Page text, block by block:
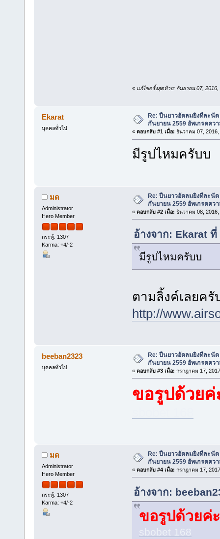
« แก้ไขครั้งสุดท้าย: กันยายน 07,
Ekarat
บุคคลทั่วไป
Re: ปืนยาวอัดลมยิงทีละนั
กันยายน 2559 อัพเกรดคว
« ตอบกลับ #1 เมื่อ: ธันวาคม 07,
มีรูปไหมครับบ
มด
Administrator
Hero Member
กระทู้: 1307
Karma: +4/-2
Re: ปืนยาวอัดลมยิงทีละนั
กันยายน 2559 อัพเกรดคว
« ตอบกลับ #2 เมื่อ: ธันวาคม 08,
อ้างจาก: Ekarat
มีรูปไหมครับบ
ตามลิ้งค์เลยค
http://
beeban2323
บุคคลทั่วไป
Re: ปืนยาวอัดลมยิงทีละนั
กันยายน 2559 อัพเกรดคว
« ตอบกลับ #3 เมื่อ: กรกฎาคม 17,
ขอรูปด้วยค่
มด
Administrator
Hero Member
กระทู้: 1307
Karma: +4/-2
Re: ปืนยาวอัดลมยิงทีละนั
กันยายน 2559 อัพเกรดคว
« ตอบกลับ #4 เมื่อ: กรกฎาคม 17,
อ้างจาก:
ขอรูปด้วยค่
sbobet 168